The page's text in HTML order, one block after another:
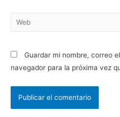
Guardar mi nombre, correo
navegador para la próxima vez